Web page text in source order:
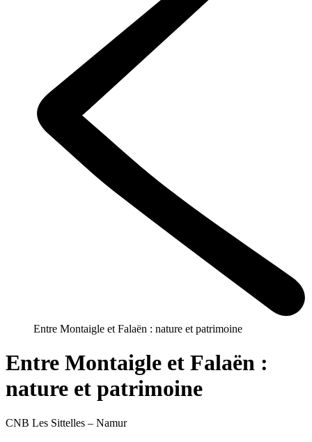
Entre Montaigle et Falaën : nature et patrimoine
Entre Montaigle et Falaën :
nature et patrimoine
CNB Les Sittelles – Namur